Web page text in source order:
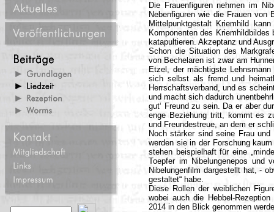
Die Frauenfiguren nehmen im
Nebenfiguren wie die Frauen
Mittelpunktgestalt Kriemhild
Komponenten des
katapultieren. Akzeptanz und
Schon die Situation des
von Bechelaren ist zwar am
Etzel, der mächtigste
sich selbst als fremd und
Herrschaftsverband, und es
und macht sich dadurch
gut‘ Freund zu sein. Da er aber
enge Beziehung tritt, kommt es
und Freundestreue, an dem er
Noch stärker sind seine Frau
werden sie in der Forschung
stehen beispielhaft für eine
Toepfer im Nibelungenepos und
Nibelungenfilm dargestellt hat, -
gestaltet“ habe.
Diese Rollen der weiblichen
wobei auch die Hebbel-
2014 in den Blick genommen